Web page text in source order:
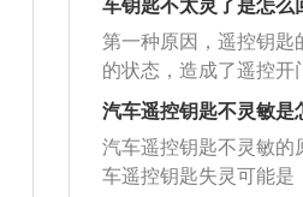
牙签扎一小团棉球或者
钥匙按键底座，再用酒
复擦拭直至光洁如新，
环境。车钥匙失灵可能
有信号源干扰，比如有
的ID相匹配时，汽车才
一致，发动机无法启动
发出的声音，所以按键
片与正负极之间接触不
氧化或有异物等。只要
点及弹簧片清洁干净即
敏的问题。2、清洗汽
一小团棉球或纸巾擦拭
也可用小眉摄或小摄子
钥匙，取出遥控盒，接
遥控盒，拿出里面的遥
良了，接下来把预热好
对接触不良的贴片进行
完了就把电路板装回到
在按下遥控器的时候遥
亮，但是不代表钥匙电
以出现这个问题后首先
电池。第二种原因，遥
导致的不灵敏，这情况
遥控器。第三种原因，
车钥匙不太灵了是怎么
第一种原因，遥控钥匙
的状态，造成了遥控开
感觉遥控钥匙不灵敏。
在按下遥控器的时候遥
亮，但是不代表钥匙电
以出现这个问题后首先
汽车遥控钥匙不灵敏是
汽车遥控钥匙不灵敏的
车遥控钥匙失灵可能是